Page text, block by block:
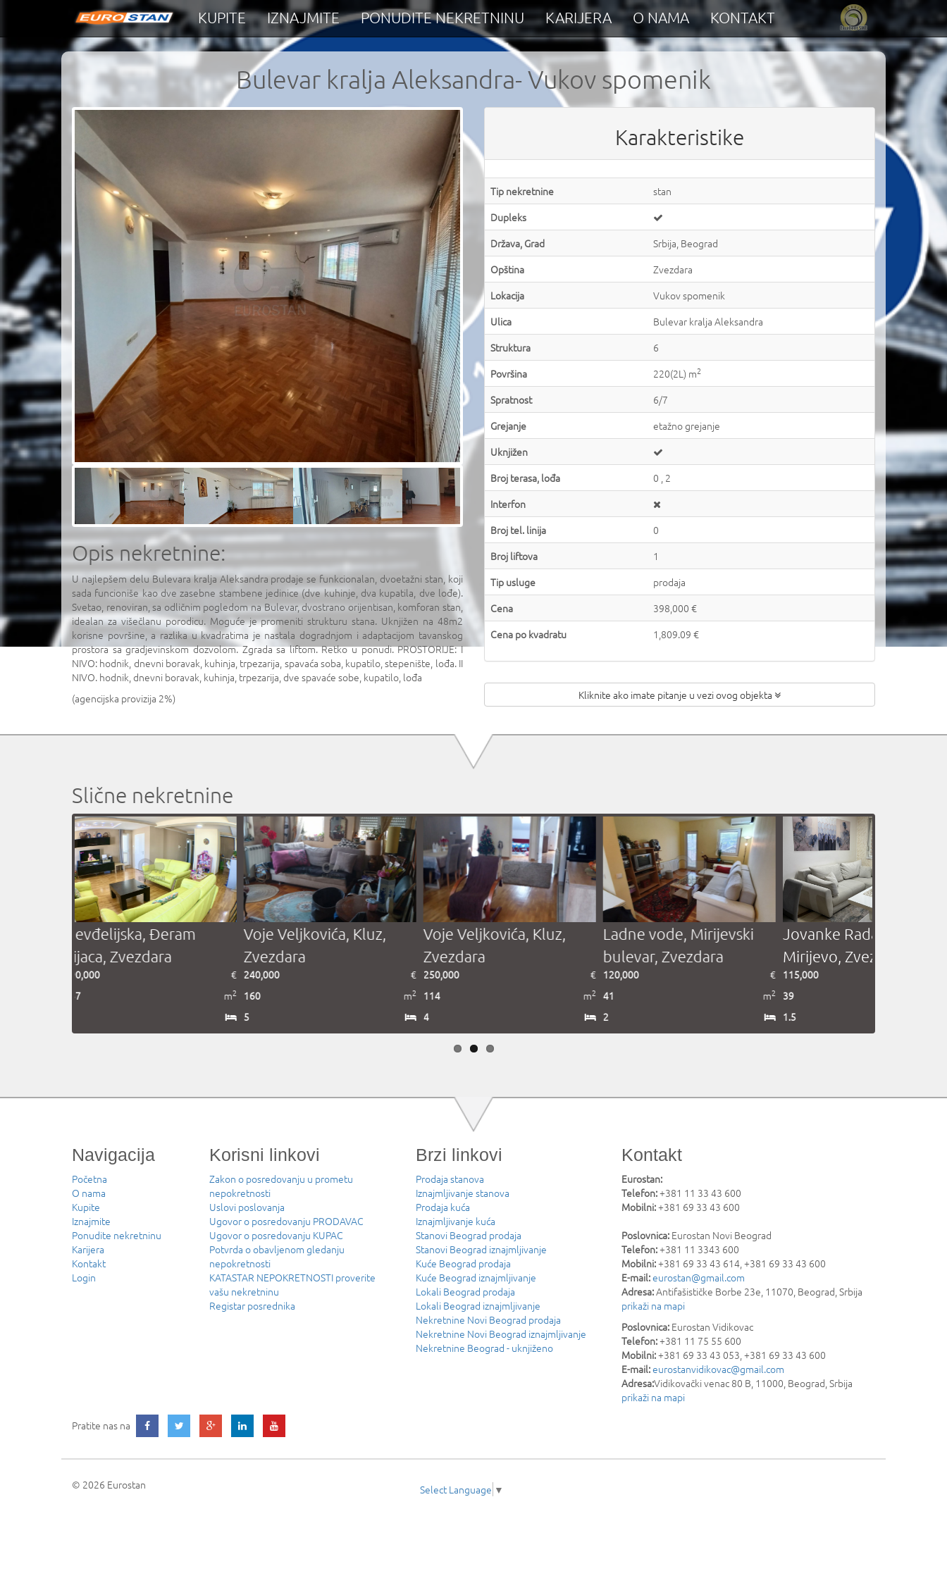
KUPITE IZNAJMITE PONUDITE NEKRETNINU KARIJERA O NAMA KONTAKT
Bulevar kralja Aleksandra- Vukov spomenik
Opis nekretnine:
U najlepšem delu Bulevara kralja Aleksandra prodaje se funkcionalan, dvoetažni stan, koji
sada funcioniše kao dve zasebne stambene jedinice (dve kuhinje, dva kupatila, dve lođe).
Svetao, renoviran, sa odličnim pogledom na Bulevar, dvostrano orijentisan, komforan stan,
idealan za višečlanu porodicu. Moguće je promeniti strukturu stana. Uknjižen na 48m2
korisne površine, a razlika u kvadratima je nastala dogradnjom i adaptacijom tavanskog
prostora sa gradjevinskom dozvolom. Zgrada sa liftom. Retko u ponudi. PROSTORIJE: I
NIVO: hodnik, dnevni boravak, kuhinja, trpezarija, spavaća soba, kupatilo, stepenište, lođa. II
NIVO. hodnik, dnevni boravak, kuhinja, trpezarija, dve spavaće sobe, kupatilo, lođa
(agencijska provizija 2%)
Karakteristike
Tip nekretnine
stan
Dupleks
Država, Grad
Srbija, Beograd
Opština
Zvezdara
Lokacija
Vukov spomenik
Ulica
Bulevar kralja Aleksandra
Struktura
6
Površina
220(2L) m2
Spratnost
6/7
Grejanje
etažno grejanje
Uknjižen
Broj terasa, lođa
0 , 2
Interfon
Broj tel. linija
0
Broj liftova
1
Tip usluge
prodaja
Cena
398,000 €
Cena po kvadratu
1,809.09 €
Kliknite ako imate pitanje u vezi ovog objekta
Slične nekretnine
Jovanke Radaković,
Mirijevo, Zvezdara
115,000
€
39
m 2
Natoševićeva, Stari
Košutnjak, Rakovica
390,000
€
130
m 2
Birčaninova, Centar,
Savski venac
410,000
€
110
m 2
Višnjićeva, Studentski
trg, Stari grad
565,000
€
m 2
Kolarčeva, Terazije,
grad
340,000
79
4
Navigacija
Početna
O nama
Kupite
Iznajmite
Ponudite nekretninu
Karijera
Kontakt
Login
Korisni linkovi
Zakon o posredovanju u prometu
nepokretnosti
Uslovi poslovanja
Ugovor o posredovanju PRODAVAC
Ugovor o posredovanju KUPAC
Potvrda o obavljenom gledanju
nepokretnosti
KATASTAR NEPOKRETNOSTI proverite
vašu nekretninu
Registar posrednika
Brzi linkovi
Prodaja stanova
Iznajmljivanje stanova
Prodaja kuća
Iznajmljivanje kuća
Stanovi Beograd prodaja
Stanovi Beograd iznajmljivanje
Kuće Beograd prodaja
Kuće Beograd iznajmljivanje
Lokali Beograd prodaja
Lokali Beograd iznajmljivanje
Nekretnine Novi Beograd prodaja
Nekretnine Novi Beograd iznajmljivanje
Nekretnine Beograd - uknjiženo
Kontakt
Eurostan:
Telefon:+381 11 33 43 600
Mobilni:+381 69 33 43 600
Poslovnica: Eurostan Novi Beograd
Telefon:+381 11 3343 600
Mobilni:+381 69 33 43 614, +381 69 33 43 600
E-mail:eurostan@gmail.com
Adresa:Antifašističke Borbe 23e, 11070, Beograd,Srbija
prikaži na mapi
Poslovnica: Eurostan Vidikovac
Telefon:+381 11 75 55 600
Mobilni:+381 69 33 43 053, +381 69 33 43 600
E-mail:eurostanvidikovac@gmail.com
Adresa:Vidikovački venac 80 B, 11000, Beograd,Srbija
prikaži na mapi
Pratite nas na
© 2026 Eurostan Select Language ▼